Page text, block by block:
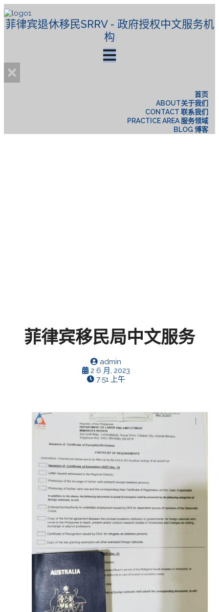
菲律宾退休移民SRRV - 政府授权中文服务机
构
首页
ABOUT关于我们
CONTACT 联系我们
PRACTICE AREA 服务领域
BLOG 博客
菲律宾移民局中文服务
admin
2 6 月, 2023
7:51 上午